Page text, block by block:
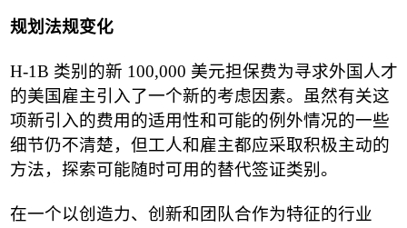
规划法规变化
H-1B 类别的新 100,000 美元担保费为寻求外国人才
的美国雇主引入了一个新的考虑因素。虽然有关这
项新引入的费用的适用性和可能的例外情况的一些
细节仍不清楚，但工人和雇主都应采取积极主动的
方法，探索可能随时可用的替代签证类别。
在一个以创造力、创新和团队合作为特征的行业